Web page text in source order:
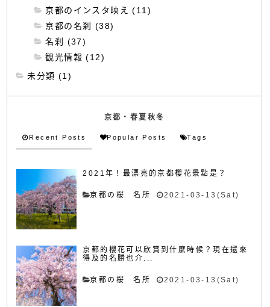
京都のインスタ映え (11)
京都の名刹 (38)
名刹 (37)
観光情報 (12)
未分類 (1)
京都・春夏秋冬
Recent Posts Popular Posts Tags
2021年！最漂亮的京都櫻花景點是？
京都の桜 名所 2021-03-13(Sat)
京都的櫻花可以欣賞到什麼時候？現在還來
得及的名勝也介...
京都の桜 名所 2021-03-13(Sat)